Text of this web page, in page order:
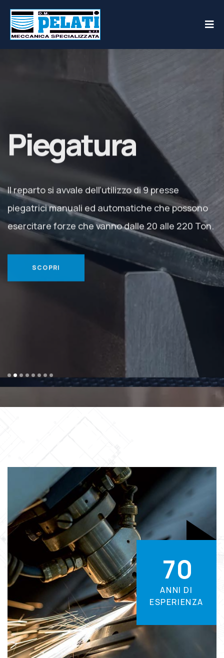
Piegatura
Il reparto si avvale dell’utilizzo di 9 presse
piegatrici manuali ed automatiche che possono
esercitare forze che vanno dalle 20 alle 220 Ton.
70
ANNI DI
ESPERIENZA